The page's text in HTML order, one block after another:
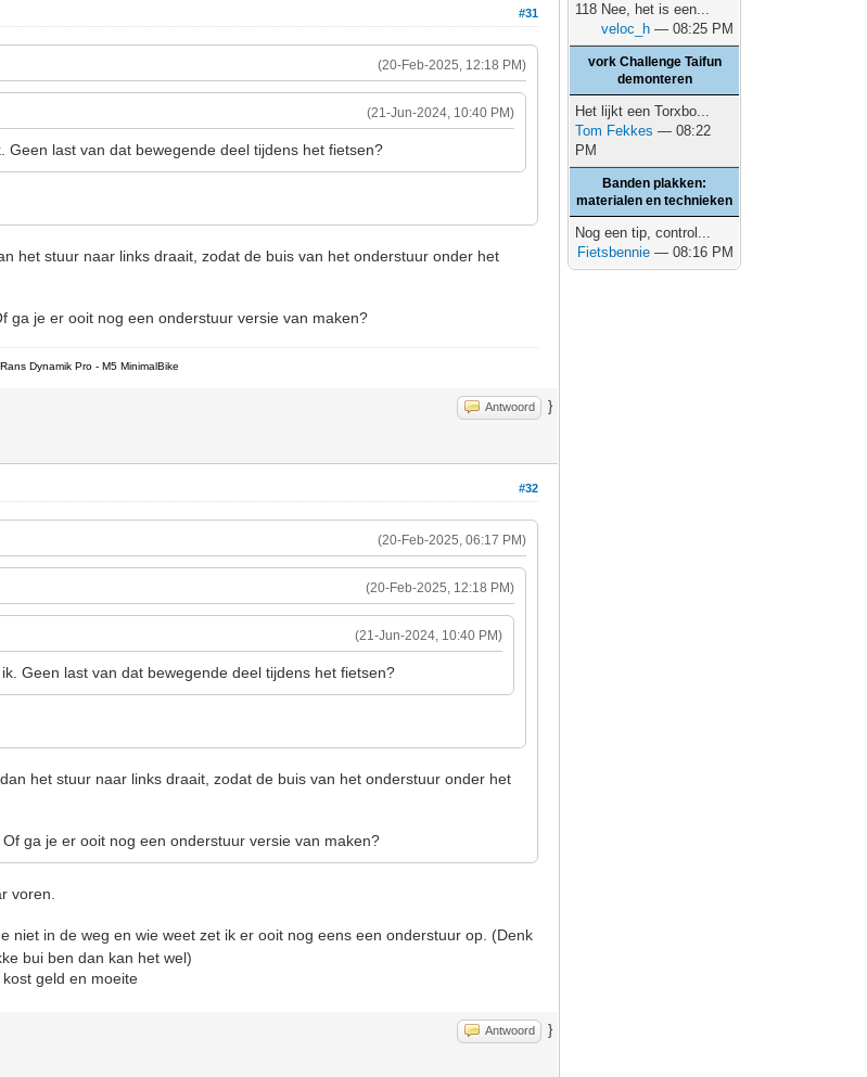
#31
(20-Feb-2025, 12:18 PM)
(21-Jun-2024, 10:40 PM)
Geen last van dat bewegende deel tijdens het fietsen?
het stuur naar links draait, zodat de buis van het onderstuur onder het
ga je er ooit nog een onderstuur versie van maken?
Dynamik Pro - M5 MinimalBike
Antwoord }
#32
(20-Feb-2025, 06:17 PM)
(20-Feb-2025, 12:18 PM)
(21-Jun-2024, 10:40 PM)
Geen last van dat bewegende deel tijdens het fietsen?
het stuur naar links draait, zodat de buis van het onderstuur onder het
ga je er ooit nog een onderstuur versie van maken?
voren.
niet in de weg en wie weet zet ik er ooit nog eens een onderstuur op. (Denk
bui ben dan kan het wel)
geld en moeite
Antwoord }
118 Nee, het is een...
veloc_h — 08:25 PM
vork Challenge Taifun
demonteren
Het lijkt een Torxbo...
Tom Fekkes — 08:22
PM
Banden plakken:
materialen en technieken
Nog een tip, control...
Fietsbennie — 08:16 PM